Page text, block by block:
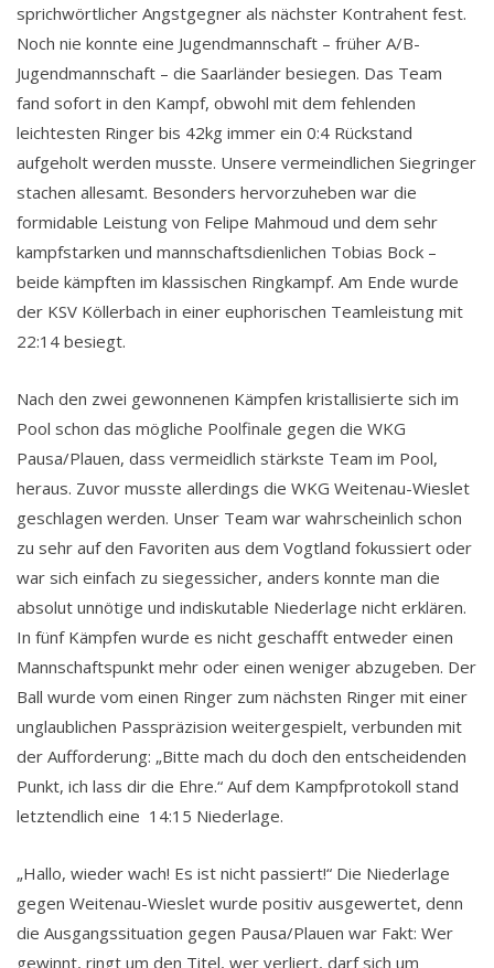
sprichwörtlicher Angstgegner als nächster Kontrahent fest.
Noch nie konnte eine Jugendmannschaft – früher A/B-
Jugendmannschaft – die Saarländer besiegen. Das Team
fand sofort in den Kampf, obwohl mit dem fehlenden
leichtesten Ringer bis 42kg immer ein 0:4 Rückstand
aufgeholt werden musste. Unsere vermeindlichen Siegringer
stachen allesamt. Besonders hervorzuheben war die
formidable Leistung von Felipe Mahmoud und dem sehr
kampfstarken und mannschaftsdienlichen Tobias Bock –
beide kämpften im klassischen Ringkampf. Am Ende wurde
der KSV Köllerbach in einer euphorischen Teamleistung mit
22:14 besiegt.
Nach den zwei gewonnenen Kämpfen kristallisierte sich im
Pool schon das mögliche Poolfinale gegen die WKG
Pausa/Plauen, dass vermeidlich stärkste Team im Pool,
heraus. Zuvor musste allerdings die WKG Weitenau-Wieslet
geschlagen werden. Unser Team war wahrscheinlich schon
zu sehr auf den Favoriten aus dem Vogtland fokussiert oder
war sich einfach zu siegessicher, anders konnte man die
absolut unnötige und indiskutable Niederlage nicht erklären.
In fünf Kämpfen wurde es nicht geschafft entweder einen
Mannschaftspunkt mehr oder einen weniger abzugeben. Der
Ball wurde vom einen Ringer zum nächsten Ringer mit einer
unglaublichen Passpräzision weitergespielt, verbunden mit
der Aufforderung: „Bitte mach du doch den entscheidenden
Punkt, ich lass dir die Ehre.“ Auf dem Kampfprotokoll stand
letztendlich eine 14:15 Niederlage.
„Hallo, wieder wach! Es ist nicht passiert!“ Die Niederlage
gegen Weitenau-Wieslet wurde positiv ausgewertet, denn
die Ausgangssituation gegen Pausa/Plauen war Fakt: Wer
gewinnt, ringt um den Titel, wer verliert, darf sich um